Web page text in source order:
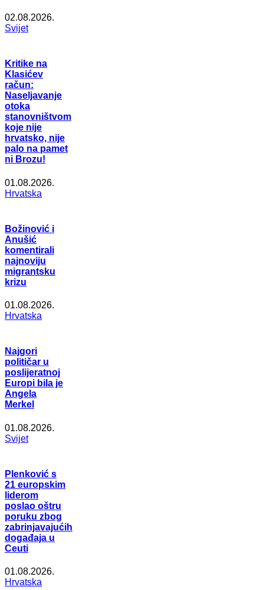
02.08.2026.
Svijet
Kritike na
Klasićev
račun:
Naseljavanje
otoka
stanovništvom
koje nije
hrvatsko, nije
palo na pamet
ni Brozu!
01.08.2026.
Hrvatska
Božinović i
Anušić
komentirali
najnoviju
migrantsku
krizu
01.08.2026.
Hrvatska
Najgori
političar u
poslijeratnoj
Europi bila je
Angela
Merkel
01.08.2026.
Svijet
Plenković s
21 europskim
liderom
poslao oštru
poruku zbog
zabrinjavajućih
događaja u
Ceuti
01.08.2026.
Hrvatska